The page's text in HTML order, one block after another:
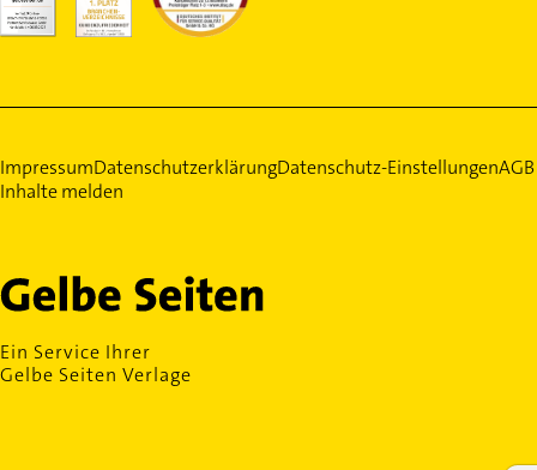
ImpressumDatenschutzerklärungDatenschutz-EinstellungenAGB
Inhalte melden
Ein Service Ihrer
Gelbe Seiten Verlage